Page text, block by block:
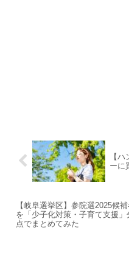
【
ーに
【岐阜選挙区】参院選2025候補
を「少子化対策・子育て支援」
点でまとめてみた